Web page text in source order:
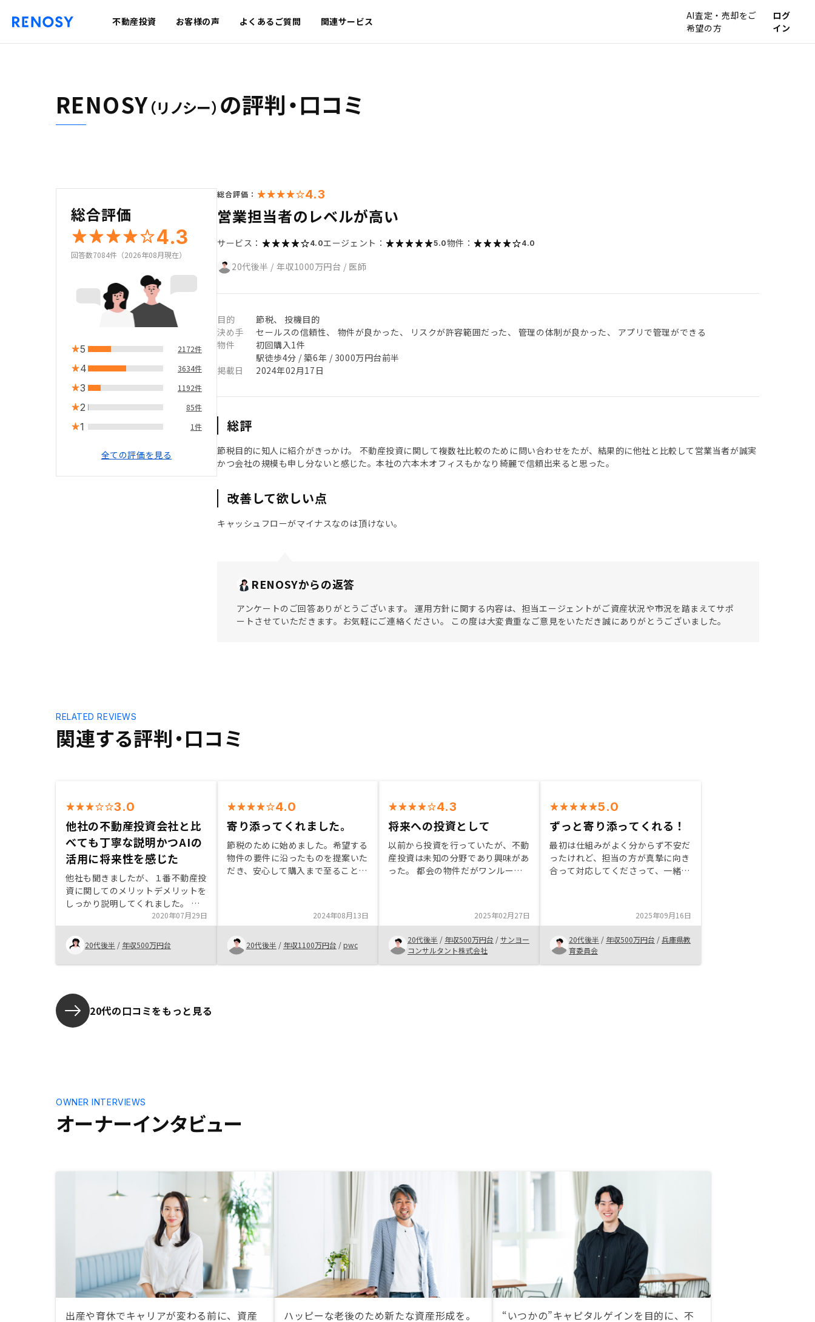
不動産投資 お客様の声 よくあるご質問 関連サービス
AI査定・売却をご
希望の方
ログ
イン
RENOSY（リノシー） の評判・口コミ
総合評価
4.3
回答数7084件（2026年08月現在）
5 2172件
4 3634件
3 1192件
2 85件
1 1件
全ての評価を見る
総合評価： 4.3
営業担当者のレベルが高い
サービス： 4.0エージェント： 5.0物件： 4.0
20代後半 / 年収1000万円台 / 医師
目的
節税、 投機目的
決め手
セールスの信頼性、 物件が良かった、 リスクが許容範囲だった、 管理の体制が良かった、 アプリで管理ができる
物件
初回購入1件
駅徒歩4分 / 築6年 / 3000万円台前半
掲載日
2024年02月17日
総評
節税目的に知人に紹介がきっかけ。 不動産投資に関して複数社比較のために問い合わせをたが、結果的に他社と比較して営業当者が誠実
かつ会社の規模も申し分ないと感じた。本社の六本木オフィスもかなり綺麗で信頼出来ると思った。
改善して欲しい点
キャッシュフローがマイナスなのは頂けない。
RENOSYからの返答
アンケートのご回答ありがとうございます。 運用方針に関する内容は、担当エージェントがご資産状況や市況を踏まえてサポ
ートさせていただきます。お気軽にご連絡ください。 この度は大変貴重なご意見をいただき誠にありがとうございました。
関連する評判・口コミ
RELATED REVIEWS
3.0
他社の不動産投資会社と比
べても丁寧な説明かつAIの
活用に将来性を感じた
他社も聞きましたが、１番不動産投
資に関してのメリットデメリットを
しっかり説明してくれました。 ま
た、AIを使って物件を選定している
ことなど、現代的で、未来のある会
社かなと感じたため、購入に至りま
した。 (営業担当者のスキルによっ
て差が出ないところ)初めての不動
ため、融資を受ける金融機関の説明
はもっと欲しかったです。また、頭
金を入れたのですが、どこにいつま
でに入金して欲しい等の説明がなか
2020年07月29日
20代後半 / 年収500万円台
4.0
寄り添ってくれました。
節税のために始めました。希望する
物件の要件に沿ったものを提案いた
だき、安心して購入まで至ることが
る方がいましたら、ひとまず話を聞
かもしれません。
2024年08月13日
20代後半 / 年収1100万円台 /pwc
4.3
将来への投資として
以前から投資を行っていたが、不動
産投資は未知の分野であり興味があ
った。 都会の物件だがワンルーム
命保険としての効果についてはまだ
早いと思うが、将来の収入になれば
と思い物件の購入を決めました。
2025年02月27日
20代後半 / 年収500万円台 /サンヨー
コンサルタント株式会社
5.0
ずっと寄り添ってくれる！
最初は仕組みがよく分からず不安だ
ったけれど、担当の方が真摯に向き
合って対応してくださって、一緒に
慮なくリノシーさんにきいて、判断
することがおすすめです！きっと無
理矢理はなく寄り添って対応してく
2025年09月16日
20代後半 / 年収500万円台 /兵庫県教
育委員会
20代の口コミをもっと見る
オーナーインタビュー
OWNER INTERVIEWS
出産や育休でキャリアが変わる前に、資産
ハッピーな老後のため新たな資産形成を。
“いつかの”キャピタルゲインを目的に、不